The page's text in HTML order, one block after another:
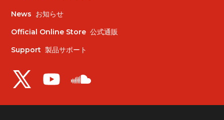
News お知らせ
Official Online Store 公式通販
Support 製品サポート